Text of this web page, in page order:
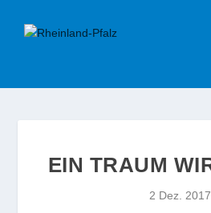
EIN TRAUM
2 Dez. 2017